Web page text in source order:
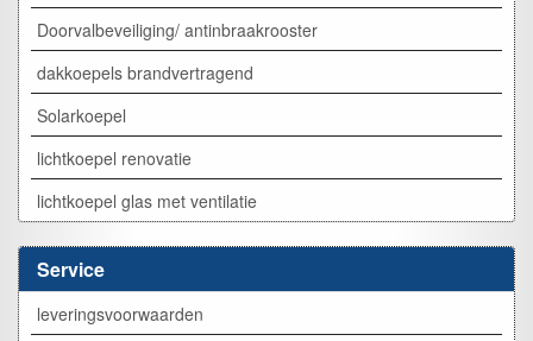
Doorvalbeveiliging/ antinbraakrooster
dakkoepels brandvertragend
Solarkoepel
lichtkoepel renovatie
lichtkoepel glas met ventilatie
Service
leveringsvoorwaarden